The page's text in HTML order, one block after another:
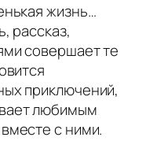
жизнь…
рассказ,
совершает те
приключений,
любимым
с ними.